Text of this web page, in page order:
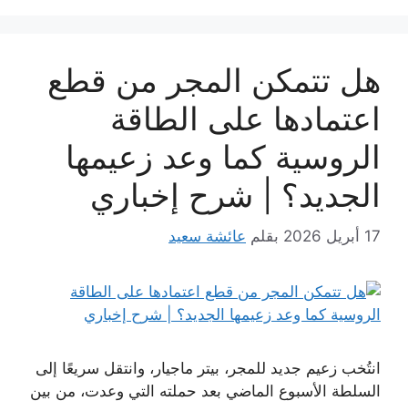
هل تتمكن المجر من قطع
اعتمادها على الطاقة
الروسية كما وعد زعيمها
الجديد؟ | شرح إخباري
17 أبريل 2026 بقلم عائشة سعيد
انتُخب زعيم جديد للمجر، بيتر ماجيار، وانتقل سريعًا إلى
السلطة الأسبوع الماضي بعد حملته التي وعدت، من بين